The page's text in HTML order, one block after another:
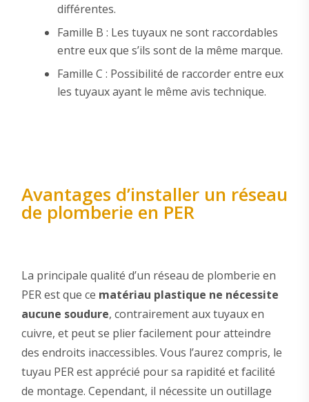
différentes.
Famille B : Les tuyaux ne sont raccordables
entre eux que s’ils sont de la même marque.
Famille C : Possibilité de raccorder entre eux
les tuyaux ayant le même avis technique.
Avantages d’installer un réseau
de plomberie en PER
La principale qualité d’un réseau de plomberie en
PER est que ce matériau plastique ne nécessite
aucune soudure, contrairement aux tuyaux en
cuivre, et peut se plier facilement pour atteindre
des endroits inaccessibles. Vous l’aurez compris, le
tuyau PER est apprécié pour sa rapidité et facilité
de montage. Cependant, il nécessite un outillage